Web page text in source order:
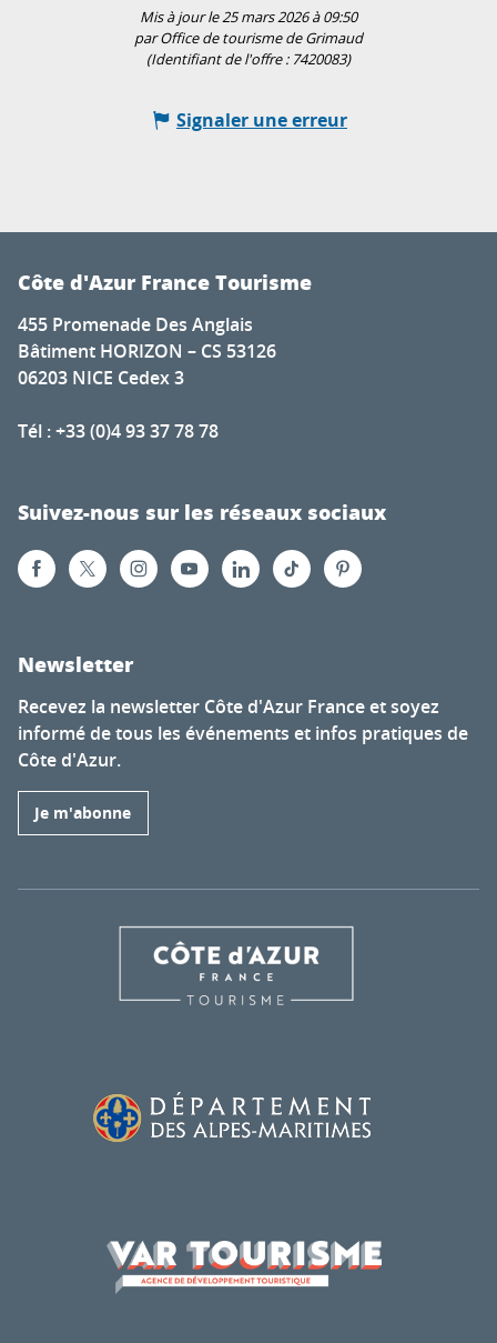
Mis à jour le 25 mars 2026 à 09:50
par Office de tourisme de Grimaud
(Identifiant de l'offre : 7420083)
Signaler une erreur
Côte d'Azur France Tourisme
455 Promenade Des Anglais
Bâtiment HORIZON – CS 53126
06203 NICE Cedex 3
Tél : +33 (0)4 93 37 78 78
Suivez-nous sur les réseaux sociaux
Newsletter
Recevez la newsletter Côte d'Azur France et soyez
informé de tous les événements et infos pratiques de
Côte d'Azur.
Je m'abonne